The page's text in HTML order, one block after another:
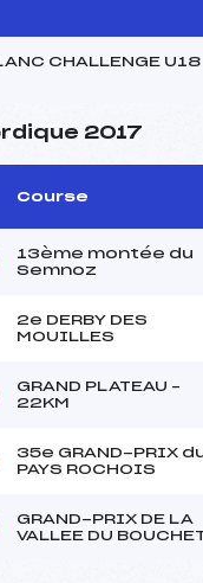
CHALLENGE U18
2017
Course
13ème montée du
Semnoz
2e DERBY DES
MOUILLES
GRAND PLATEAU –
22KM
35e GRAND-PRIX
PAYS ROCHOIS
GRAND-PRIX DE LA
VALLEE DU